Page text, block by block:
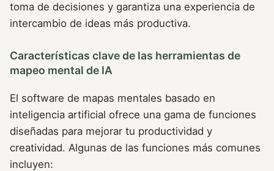
toma de decisiones y garantiza una experiencia de
intercambio de ideas más productiva.
Características clave de las herramientas de
mapeo mental de IA
El software de mapas mentales basado en
inteligencia artificial ofrece una gama de funciones
diseñadas para mejorar tu productividad y
creatividad. Algunas de las funciones más comunes
incluyen: